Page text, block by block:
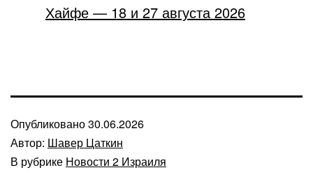
Хайфе — 18 и 27 августа 2026
Опубликовано30.06.2026
Автор: Шавер Цаткин
В рубрике Новости 2 Израиля